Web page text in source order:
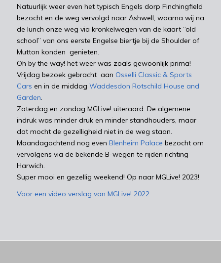
Natuurlijk weer even het typisch Engels dorp Finchingfield
bezocht en de weg vervolgd naar Ashwell, waarna wij na
de lunch onze weg via kronkelwegen van de kaart “old
school” van ons eerste Engelse biertje bij de Shoulder of
Mutton konden genieten.
Oh by the way! het weer was zoals gewoonlijk prima!
Vrijdag bezoek gebracht aan Osselli Classic & Sports
Cars en in de middag Waddesdon Rotschild House and
Garden
Zaterdag en zondag MGLive! uiteraard. De algemene
indruk was minder druk en minder standhouders, maar
dat mocht de gezelligheid niet in de weg staan.
Maandagochtend nog even Blenheim Palace bezocht om
vervolgens via de bekende B-wegen te rijden richting
Harwich.
Super mooi en gezellig weekend! Op naar MGLive! 2023!
Voor een video verslag van MGLive! 2022